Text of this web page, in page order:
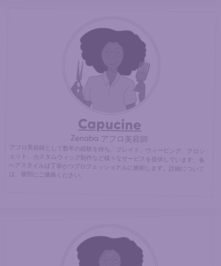
Capucine
Zenaba アフロ美容師
アフロ美容師として数年の経験を持ち、ブレイド、ウィービング、クロシ
ェット、カスタムウィッグ制作など様々なサービスを提供しています。各
ヘアスタイルは丁寧かつプロフェッショナルに施術します。詳細について
は、個別にご連絡ください。